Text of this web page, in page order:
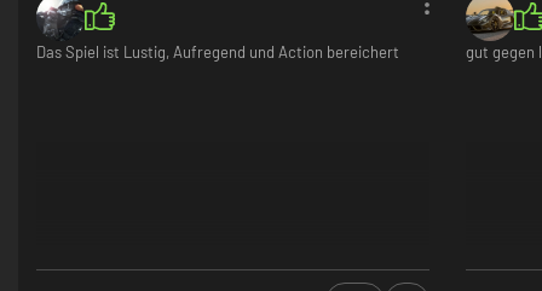
Das Spiel ist Lustig, Aufregend und Action bereichert gut gegen